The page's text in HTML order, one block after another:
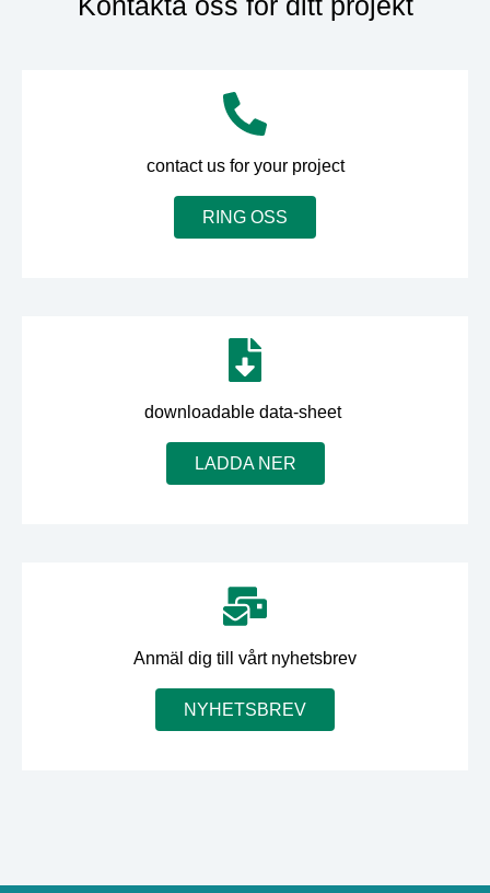
contact us for your project
RING OSS
downloadable data-sheet
LADDA NER
Anmäl dig till vårt nyhetsbrev
NYHETSBREV